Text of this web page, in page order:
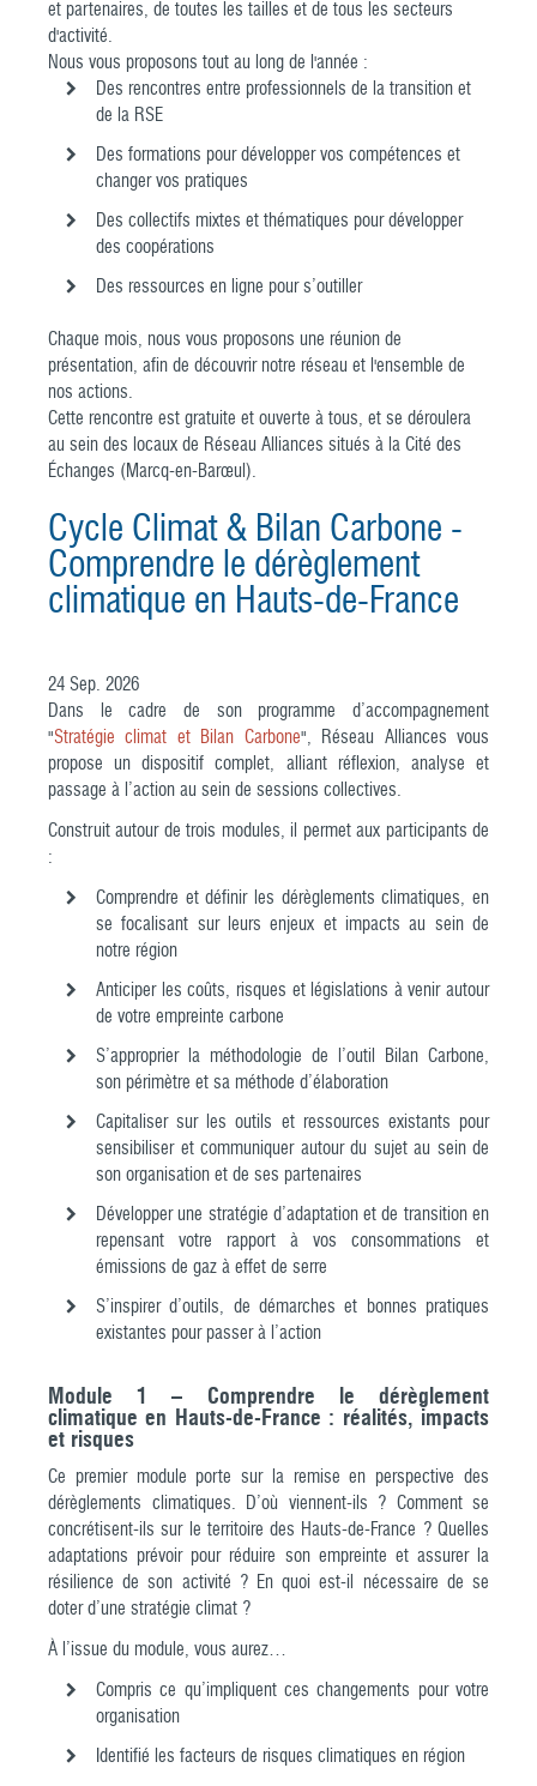
et partenaires, de toutes les tailles et de tous les secteurs
d'activité.
Nous vous proposons tout au long de l'année :
Des rencontres entre professionnels de la transition et
de la RSE
Des formations pour développer vos compétences et
changer vos pratiques
Des collectifs mixtes et thématiques pour développer
des coopérations
Des ressources en ligne pour s’outiller
Chaque mois, nous vous proposons une réunion de
présentation, afin de découvrir notre réseau et l'ensemble de
nos actions.
Cette rencontre est gratuite et ouverte à tous, et se déroulera
au sein des locaux de Réseau Alliances situés à la Cité des
Échanges (Marcq-en-Barœul).
Cycle Climat & Bilan Carbone -
Comprendre le dérèglement
climatique en Hauts-de-France
24 Sep. 2026
Dans le cadre de son programme d’accompagnement
"Stratégie climat et Bilan Carbone", Réseau Alliances vous
propose un dispositif complet, alliant réflexion, analyse et
passage à l’action au sein de sessions collectives.
Construit autour de trois modules, il permet aux participants de
:
Comprendre et définir les dérèglements climatiques, en
se focalisant sur leurs enjeux et impacts au sein de
notre région
Anticiper les coûts, risques et législations à venir autour
de votre empreinte carbone
S’approprier la méthodologie de l’outil Bilan Carbone,
son périmètre et sa méthode d’élaboration
Capitaliser sur les outils et ressources existants pour
sensibiliser et communiquer autour du sujet au sein de
son organisation et de ses partenaires
Développer une stratégie d’adaptation et de transition en
repensant votre rapport à vos consommations et
émissions de gaz à effet de serre
S’inspirer d’outils, de démarches et bonnes pratiques
existantes pour passer à l’action
Module 1 – Comprendre le dérèglement
climatique en Hauts-de-France : réalités, impacts
et risques
Ce premier module porte sur la remise en perspective des
dérèglements climatiques. D’où viennent-ils ? Comment se
concrétisent-ils sur le territoire des Hauts-de-France ? Quelles
adaptations prévoir pour réduire son empreinte et assurer la
résilience de son activité ? En quoi est-il nécessaire de se
doter d’une stratégie climat ?
À l’issue du module, vous aurez…
Compris ce qu’impliquent ces changements pour votre
organisation
Identifié les facteurs de risques climatiques en région